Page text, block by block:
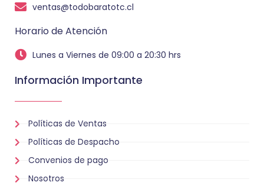
ventas@todobaratotc.cl
Horario de Atención
Lunes a Viernes de 09:00 a 20:30 hrs
Información Importante
Políticas de Ventas
Políticas de Despacho
Convenios de pago
Nosotros